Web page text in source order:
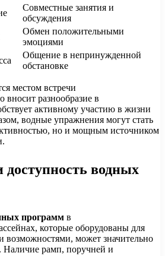
Совместные занятия и
обсуждения
Обмен положительными
эмоциями
Общение в непринужденной
обстановке
местом встречи
разнообразие в
активному участию в жизни
водные упражнения могут стать
но и мощным источником
доступность водных
программ в
которые оборудованы для
возможностями, может значительно
Наличие рамп, поручней и